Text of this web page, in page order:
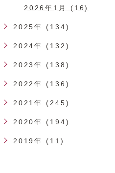
2026年1月 (16)
2025年 (134)
2024年 (132)
2023年 (138)
2022年 (136)
2021年 (245)
2020年 (194)
2019年 (11)